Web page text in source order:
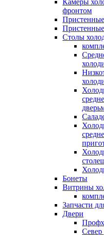
Камеры
фронтом
Столы
Бонеты
Витрины
Запчасти
Двери
Север